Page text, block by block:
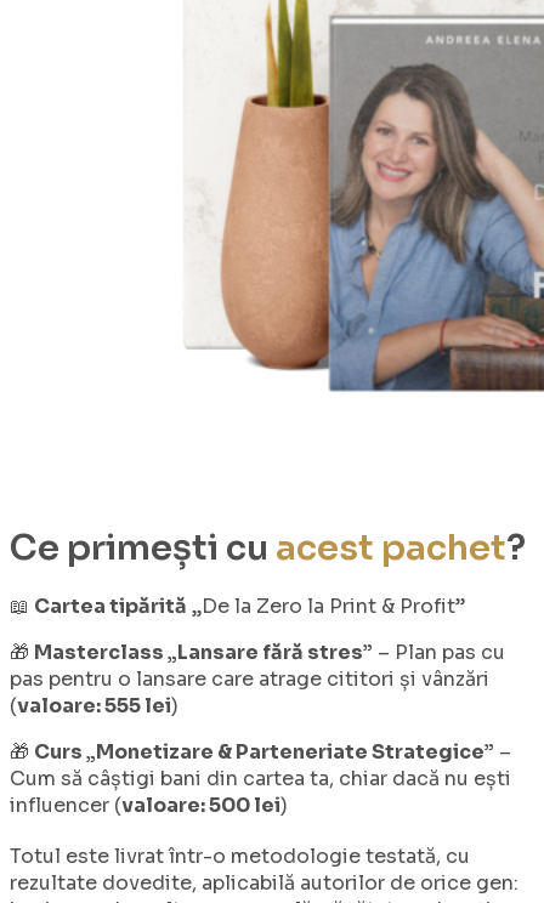
Ce primești cu acest pachet?
📖 Cartea tipărită „De la Zero la Print & Profit”
🎁 Masterclass „Lansare fără stres” – Plan pas cu
pas pentru o lansare care atrage cititori și vânzări
(valoare: 555 lei)
🎁 Curs „Monetizare & Parteneriate Strategice” –
Cum să câștigi bani din cartea ta, chiar dacă nu ești
influencer (valoare: 500 lei)
Totul este livrat într-o metodologie testată, cu
rezultate dovedite, aplicabilă autorilor de orice gen: